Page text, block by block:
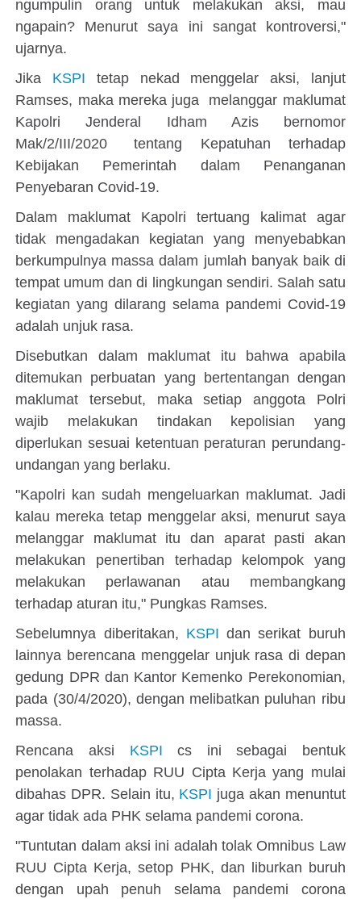
ngumpulin orang untuk melakukan aksi, mau
ngapain? Menurut saya ini sangat kontroversi,"
ujarnya.
Jika KSPI tetap nekad menggelar aksi, lanjut
Ramses, maka mereka juga melanggar maklumat
Kapolri Jenderal Idham Azis bernomor
Mak/2/III/2020 tentang Kepatuhan terhadap
Kebijakan Pemerintah dalam Penanganan
Penyebaran Covid-19.
Dalam maklumat Kapolri tertuang kalimat agar
tidak mengadakan kegiatan yang menyebabkan
berkumpulnya massa dalam jumlah banyak baik di
tempat umum dan di lingkungan sendiri. Salah satu
kegiatan yang dilarang selama pandemi Covid-19
adalah unjuk rasa.
Disebutkan dalam maklumat itu bahwa apabila
ditemukan perbuatan yang bertentangan dengan
maklumat tersebut, maka setiap anggota Polri
wajib melakukan tindakan kepolisian yang
diperlukan sesuai ketentuan peraturan perundang-
undangan yang berlaku.
"Kapolri kan sudah mengeluarkan maklumat. Jadi
kalau mereka tetap menggelar aksi, menurut saya
melanggar maklumat itu dan aparat pasti akan
melakukan penertiban terhadap kelompok yang
melakukan perlawanan atau membangkang
terhadap aturan itu," Pungkas Ramses.
Sebelumnya diberitakan, KSPI dan serikat buruh
lainnya berencana menggelar unjuk rasa di depan
gedung DPR dan Kantor Kemenko Perekonomian,
pada (30/4/2020), dengan melibatkan puluhan ribu
massa.
Rencana aksi KSPI cs ini sebagai bentuk
penolakan terhadap RUU Cipta Kerja yang mulai
dibahas DPR. Selain itu, KSPI juga akan menuntut
agar tidak ada PHK selama pandemi corona.
"Tuntutan dalam aksi ini adalah tolak Omnibus Law
RUU Cipta Kerja, setop PHK, dan liburkan buruh
dengan upah penuh selama pandemi corona